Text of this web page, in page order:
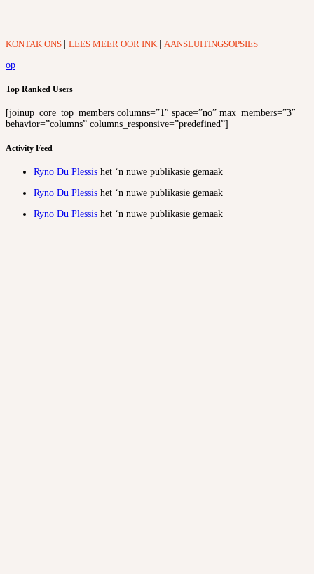
KONTAK ONS LEES MEER OOR INK
AANSLUITINGSOPSIES
op
Top Ranked Users
[joinup_core_top_members columns=”1″ space=”no” max_members=”3″
behavior=”columns” columns_responsive=”predefined”]
Activity Feed
Ryno Du Plessis het ‘n nuwe publikasie gemaak
Ryno Du Plessis het ‘n nuwe publikasie gemaak
Ryno Du Plessis het ‘n nuwe publikasie gemaak